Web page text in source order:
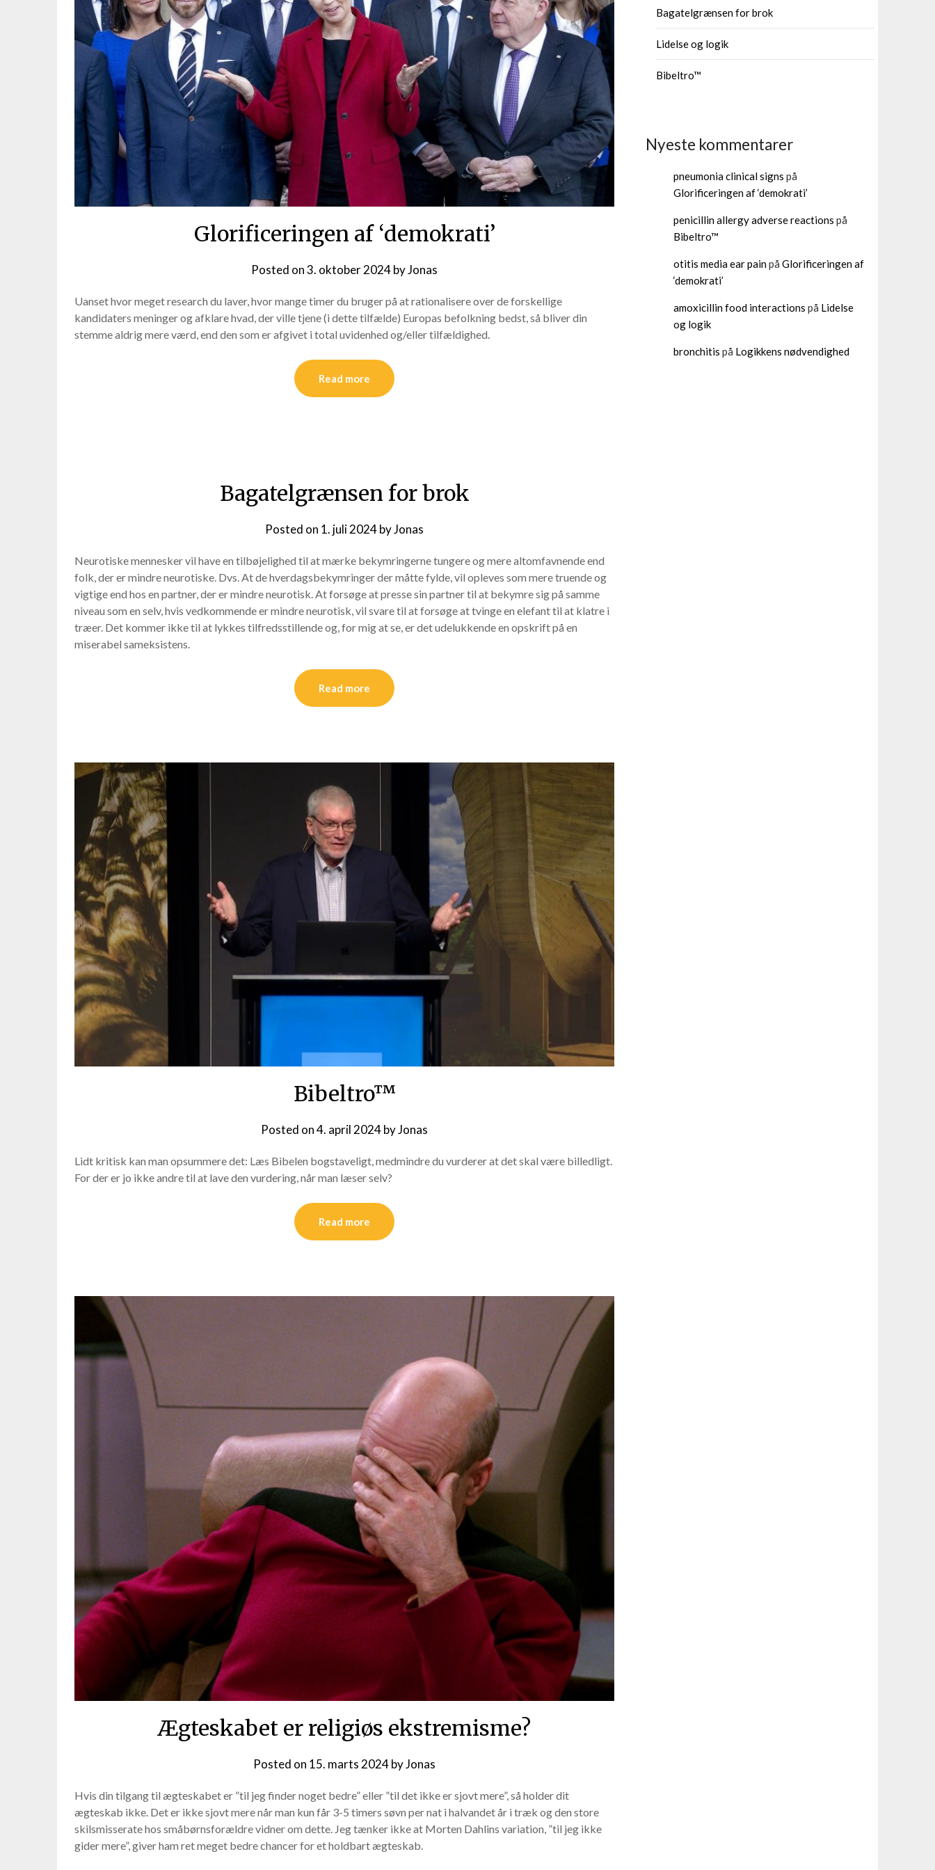
Glorificeringen af ‘demokrati’
Posted on3. oktober 2024byJonas
Uanset hvor meget research du laver, hvor mange timer du bruger på at rationalisere over de forskellige
kandidaters meninger og afklare hvad, der ville tjene (i dette tilfælde) Europas befolkning bedst, så bliver din
stemme aldrig mere værd, end den som er afgivet i total uvidenhed og/eller tilfældighed.
Read more
Bagatelgrænsen for brok
Posted on 1. juli 2024byJonas
Neurotiske mennesker vil have en tilbøjelighed til at mærke bekymringerne tungere og mere altomfavnende end
folk, der er mindre neurotiske. Dvs. At de hverdagsbekymringer der måtte fylde, vil opleves som mere truende og
vigtige end hos en partner, der er mindre neurotisk. At forsøge at presse sin partner til at bekymre sig på samme
niveau som en selv, hvis vedkommende er mindre neurotisk, vil svare til at forsøge at tvinge en elefant til at klatre i
træer. Det kommer ikke til at lykkes tilfredsstillende og, for mig at se, er det udelukkende en opskrift på en
miserabel sameksistens.
Read more
Bibeltro™
Posted on4. april 2024byJonas
Lidt kritisk kan man opsummere det: Læs Bibelen bogstaveligt, medmindre du vurderer at det skal være billedligt.
For der er jo ikke andre til at lave den vurdering, når man læser selv?
Read more
Ægteskabet er religiøs ekstremisme?
Posted on 15. marts 2024byJonas
Hvis din tilgang til ægteskabet er ”til jeg finder noget bedre” eller ”til det ikke er sjovt mere”, så holder dit
ægteskab ikke. Det er ikke sjovt mere når man kun får 3-5 timers søvn per nat i halvandet år i træk og den store
skilsmisserate hos småbørnsforældre vidner om dette. Jeg tænker ikke at Morten Dahlins variation, ”til jeg ikke
gider mere”, giver ham ret meget bedre chancer for et holdbart ægteskab.
Bagatelgrænsen for brok
Lidelse og logik
Bibeltro™
Nyeste kommentarer
pneumonia clinical signs på
Glorificeringen af ‘demokrati’
penicillin allergy adverse reactions på
Bibeltro™
otitis media ear painpå Glorificeringen af
‘demokrati’
amoxicillin food interactions på Lidelse
og logik
bronchitis på Logikkens nødvendighed